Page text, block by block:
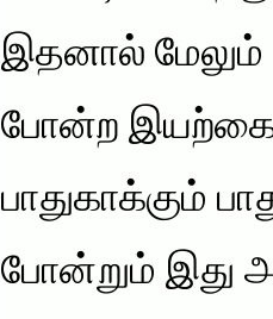
இதனால் மேலும்
போன்ற இயற்கை
பாதுகாக்கும்
போன்றும் இது